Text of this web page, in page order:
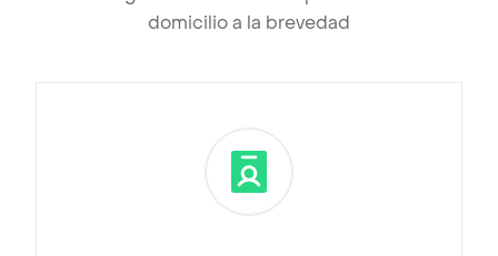
domicilio a la brevedad